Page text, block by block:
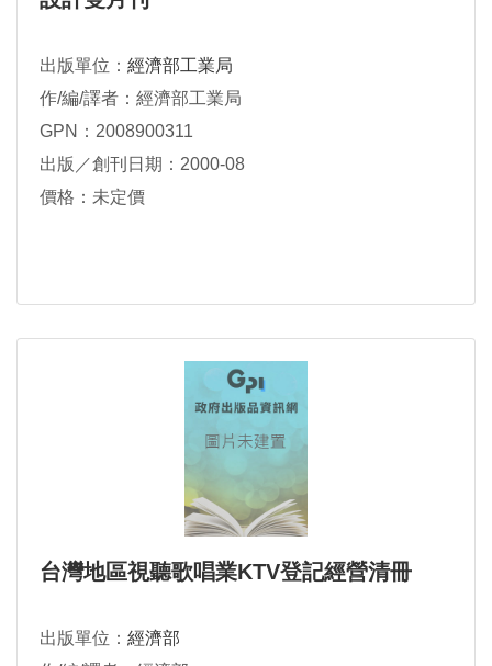
出版單位： 經濟部工業局
作/編/譯者：經濟部工業局
GPN：2008900311
出版／創刊日期：2000-08
價格：未定價
台灣地區視聽歌唱業KTV登記經營清冊
出版單位： 經濟部